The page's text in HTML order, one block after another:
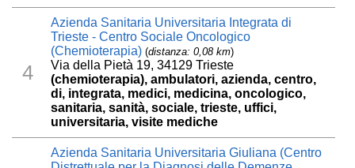
4
Azienda Sanitaria Universitaria Integrata di
Trieste - Centro Sociale Oncologico
(Chemioterapia) (distanza: 0,08 km)
Via della Pietà 19, 34129 Trieste
(chemioterapia), ambulatori, azienda, centro,
di, integrata, medici, medicina, oncologico,
sanitaria, sanità, sociale, trieste, uffici,
universitaria, visite mediche
Azienda Sanitaria Universitaria Giuliana (Centro